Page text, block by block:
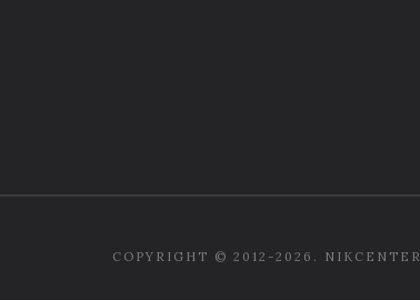
COPYRIGHT © 2012-2026. NIKCENTER